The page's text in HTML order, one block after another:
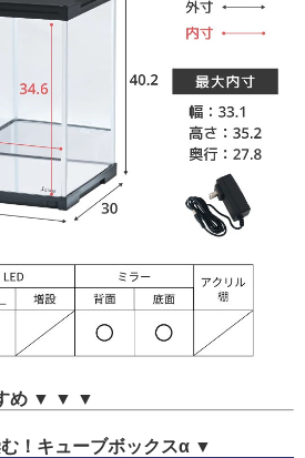
め ▼ ▼ ▼
！キューブボックスα ▼